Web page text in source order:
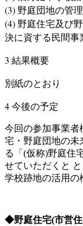
(3) 野庭団地の管
(4) 野庭住宅及び
決に資する民間事
3 結果概要
別紙のとおり
4 今後の予定
今回の参加事業者
宅・野庭団地の未
る「(仮称)野庭住
せていただくと
学校跡地の活用の
◆野庭住宅(市営住